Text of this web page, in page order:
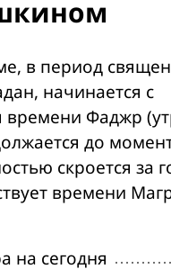
в период
начинается с
времени Фаджр
до
скроется за
времени
на сегодня